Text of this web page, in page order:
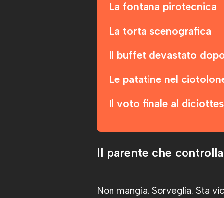
La fontana pirotecnica
La torta scenografica
Il buffet devastato
Le patatine nel
Il voto finale al
Il parente che
Non mangia. Sorveglia. Sta